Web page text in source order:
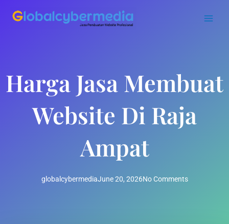
Harga Jasa Membuat
Website Di Raja
Ampat
globalcybermediaJune 20, 2026No Comments